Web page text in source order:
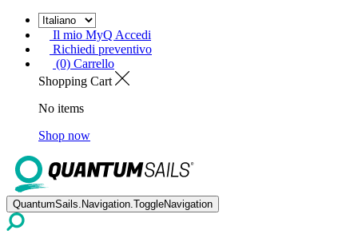
Il mio MyQ Accedi
Richiedi preventivo
(0) Carrello
Shopping Cart
No items
Shop now
QuantumSails.Navigation.ToggleNavigation